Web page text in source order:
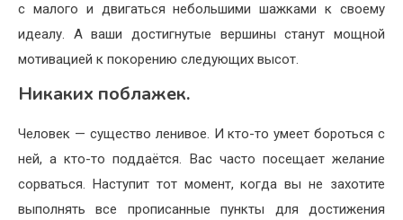
с малого и двигаться небольшими шажками к своему
идеалу. А ваши достигнутые вершины станут мощной
мотивацией к покорению следующих высот.
Никаких поблажек.
Человек — существо ленивое. И кто-то умеет бороться с
ней, а кто-то поддаётся. Вас часто посещает желание
сорваться. Наступит тот момент, когда вы не захотите
выполнять все прописанные пункты для достижения